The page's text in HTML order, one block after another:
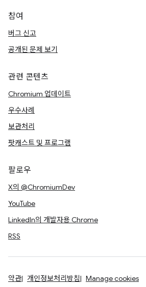
참여
버그 신고
공개된 문제 보기
관련 콘텐츠
Chromium 업데이트
우수사례
보관처리
팟캐스트 및 프로그램
팔로우
X의 @ChromiumDev
YouTube
LinkedIn의 개발자용 Chrome
RSS
약관 개인정보처리방침 Manage cookies